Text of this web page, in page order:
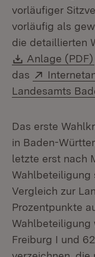
vorläufiger
vorläufig als
die detaillierten
Download:
Anlage (PDF)
das
Extern:
Landesamts
Das erste
in Baden-
letzte erst nach
Wahlbeteiligung
Vergleich zur
Prozentpunkte
Wahlbeteiligung
Freiburg I und